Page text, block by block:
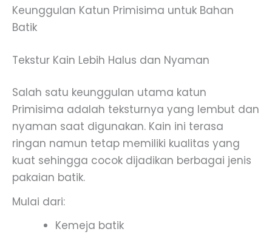
Keunggulan Katun Primisima untuk Bahan
Batik
Tekstur Kain Lebih Halus dan Nyaman
Salah satu keunggulan utama katun
Primisima adalah teksturnya yang lembut dan
nyaman saat digunakan. Kain ini terasa
ringan namun tetap memiliki kualitas yang
kuat sehingga cocok dijadikan berbagai jenis
pakaian batik.
Mulai dari:
Kemeja batik